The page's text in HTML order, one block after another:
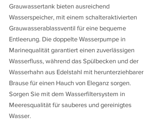
Grauwassertank bieten ausreichend
Wasserspeicher, mit einem schalteraktivierten
Grauwasserablassventil für eine bequeme
Entleerung. Die doppelte Wasserpumpe in
Marinequalität garantiert einen zuverlässigen
Wasserfluss, während das Spülbecken und der
Wasserhahn aus Edelstahl mit herunterziehbarer
Brause für einen Hauch von Eleganz sorgen.
Sorgen Sie mit dem Wasserfiltersystem in
Meeresqualität für sauberes und gereinigtes
Wasser.